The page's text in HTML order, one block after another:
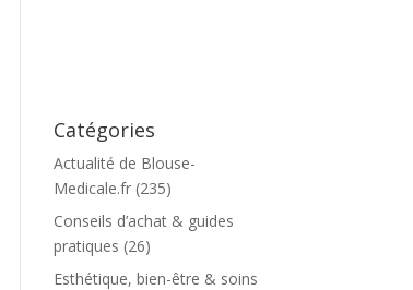
Catégories
Actualité de Blouse-
Medicale.fr (235)
Conseils d’achat & guides
pratiques (26)
Esthétique, bien-être & soins